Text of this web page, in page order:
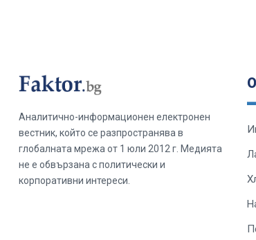
Аналитично-информационен електронен
вестник, който се разпространява в
глобалната мрежа от 1 юли 2012 г. Медията
не е обвързана с политически и
корпоративни интереси.